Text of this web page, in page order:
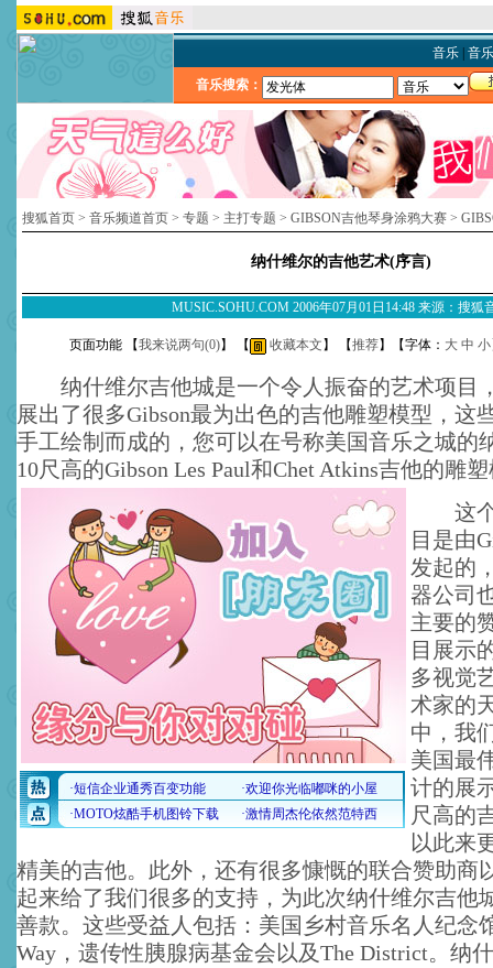
音乐| 音
音乐搜索：
搜狐首页 > 音乐频道首页 > 专题 > 主打专题 > GIBSON吉他琴身涂鸦大赛 >
纳什维尔的吉他艺术(序言)
MUSIC.SOHU.COM 2006年07月01日14:48 来源：搜狐
页面功能 【我来说两句(0)】 【 收藏本文 】 【推荐】【字体： 大 中 小
纳什维尔吉他城是一个令人振奋的艺术项目
展出了很多Gibson最为出色的吉他雕塑模型，这
手工绘制而成的，您可以在号称美国音乐之城的
10尺高的Gibson Les Paul和Chet Atkins吉他的雕
这个
目是由
发起的
器公司
主要的
目展示
多视觉
术家的
中，我
美国最
计的展
尺高的
以此来
精美的吉他。此外，还有很多慷慨的联合赞助商
起来给了我们很多的支持，为此次纳什维尔吉他
善款。这些受益人包括：美国乡村音乐名人纪念
Way，遗传性胰腺病基金会以及The District。纳